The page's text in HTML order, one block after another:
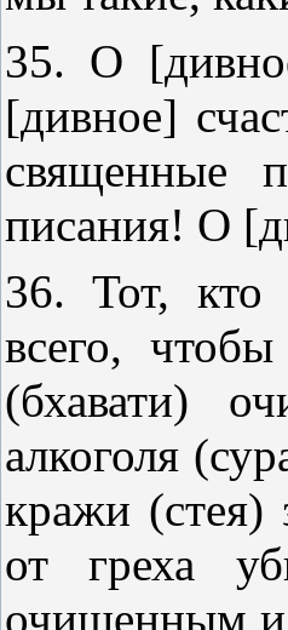
35. О
[дивное]
священные
писания! О
36. Тот, кто
всего,
(бхавати)
алкоголя
кражи (стея)
от греха
очищенным и